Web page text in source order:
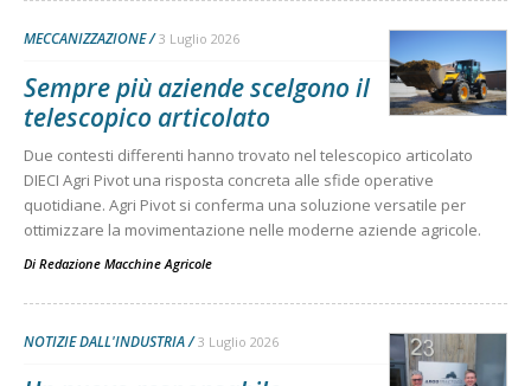
MECCANIZZAZIONE 3 Luglio 2026
Sempre più aziende scelgono il
telescopico articolato
Due contesti differenti hanno trovato nel telescopico articolato
DIECI Agri Pivot una risposta concreta alle sfide operative
quotidiane. Agri Pivot si conferma una soluzione versatile per
ottimizzare la movimentazione nelle moderne aziende agricole.
Di Redazione Macchine Agricole
NOTIZIE DALL'INDUSTRIA 3 Luglio 2026